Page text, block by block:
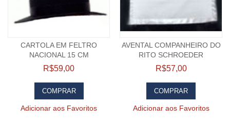
CARTOLA EM FELTRO
NACIONAL 15 CM
R$59,00
COMPRAR
Adicionar aos Favoritos
AVENTAL COMPANHEIRO DO
RITO SCHROEDER
R$57,00
COMPRAR
Adicionar aos Favoritos